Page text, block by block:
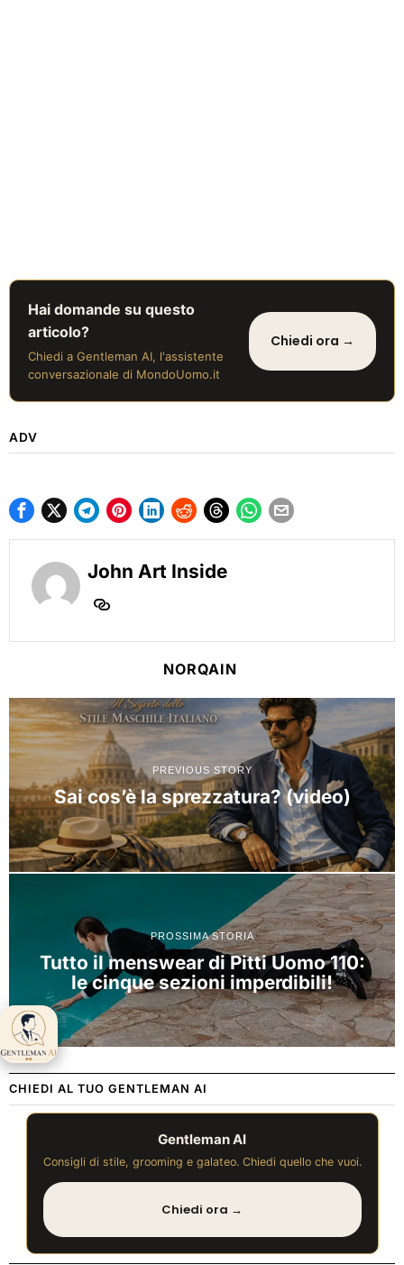
Hai domande su questo
articolo?
Chiedi a Gentleman AI, l'assistente
conversazionale di MondoUomo.it
Chiedi ora →
ADV
John Art Inside
NORQAIN
PREVIOUS STORY
Sai cos’è la sprezzatura? (video)
PROSSIMA STORIA
Tutto il menswear di Pitti Uomo 110:
le cinque sezioni imperdibili!
CHIEDI AL TUO GENTLEMAN AI
Gentleman AI
Consigli di stile, grooming e galateo. Chiedi quello che vuoi.
Chiedi ora →
Gentleman AI ti
aspetta 👋